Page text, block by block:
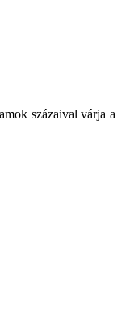
százaival várja a